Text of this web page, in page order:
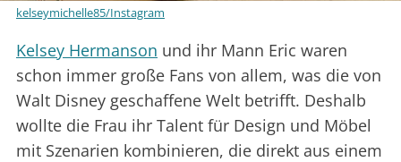
kelseymichelle85/Instagram
Kelsey Hermanson und ihr Mann Eric waren
schon immer große Fans von allem, was die von
Walt Disney geschaffene Welt betrifft. Deshalb
wollte die Frau ihr Talent für Design und Möbel
mit Szenarien kombinieren, die direkt aus einem